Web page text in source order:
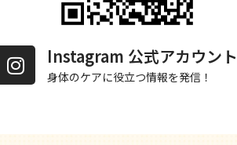
Instagram 公式アカウント
身体のケアに役立つ情報を発信！